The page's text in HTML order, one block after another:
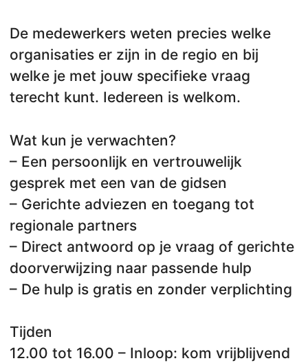
De medewerkers weten precies welke
organisaties er zijn in de regio en bij
welke je met jouw specifieke vraag
terecht kunt. Iedereen is welkom.
Wat kun je verwachten?
– Een persoonlijk en vertrouwelijk
gesprek met een van de gidsen
– Gerichte adviezen en toegang tot
regionale partners
– Direct antwoord op je vraag of gerichte
doorverwijzing naar passende hulp
– De hulp is gratis en zonder verplichting
Tijden
12.00 tot 16.00 – Inloop: kom vrijblijvend